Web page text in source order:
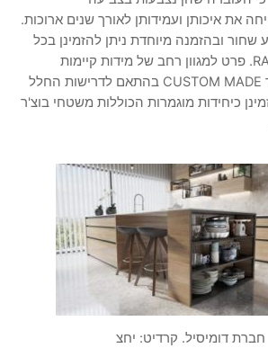
את איכותן ועמידותן לאורך שנים ארוכות.
שחור ובהזמנה מיוחדת ניתן להזמינן בכל
גוון מתוך מניפת ה-RAL. פרט למגוון רחב של מידות קיימות
מציעה 'דומיסיל' ייצור CUSTOM MADE בהתאם לדרישות החלל
כיחידות מוגמרות הכוללות משטחי בוצ'ר
חברת דומיסיל. קרדיט: יחצ